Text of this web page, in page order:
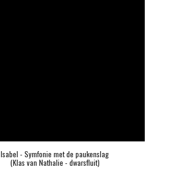
Isabel - Symfonie met de paukenslag
(Klas van Nathalie - dwarsfluit)